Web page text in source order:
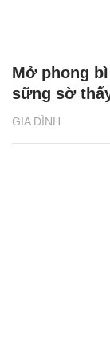
GIA ĐÌNH
Mở phong
sững sờ